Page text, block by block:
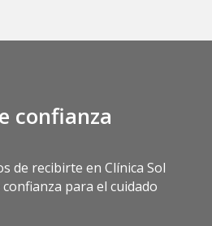
confianza
de recibirte en Clínica Sol
para el cuidado